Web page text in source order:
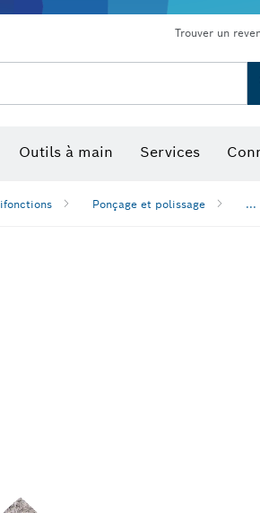
Trouver un
Outils à main Services
Ponçage et polissage ...